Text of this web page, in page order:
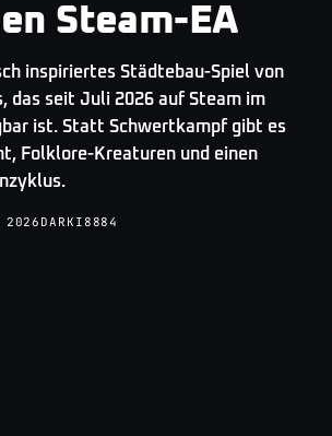
Steam-EA
inspiriertes Städtebau-Spiel von
das seit Juli 2026 auf Steam im
ist. Statt Schwertkampf gibt es
Folklore-Kreaturen und einen
DARKI8884